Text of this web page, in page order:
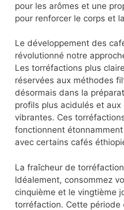
pour les arômes et une
pour renforcer le corps et
Le développement des
révolutionné notre
Les torréfactions plus
réservées aux méthodes
désormais dans la
profils plus acidulés et
vibrantes. Ces
fonctionnent
avec certains cafés
La fraîcheur de
Idéalement, consommez
cinquième et le vingtième
torréfaction. Cette période